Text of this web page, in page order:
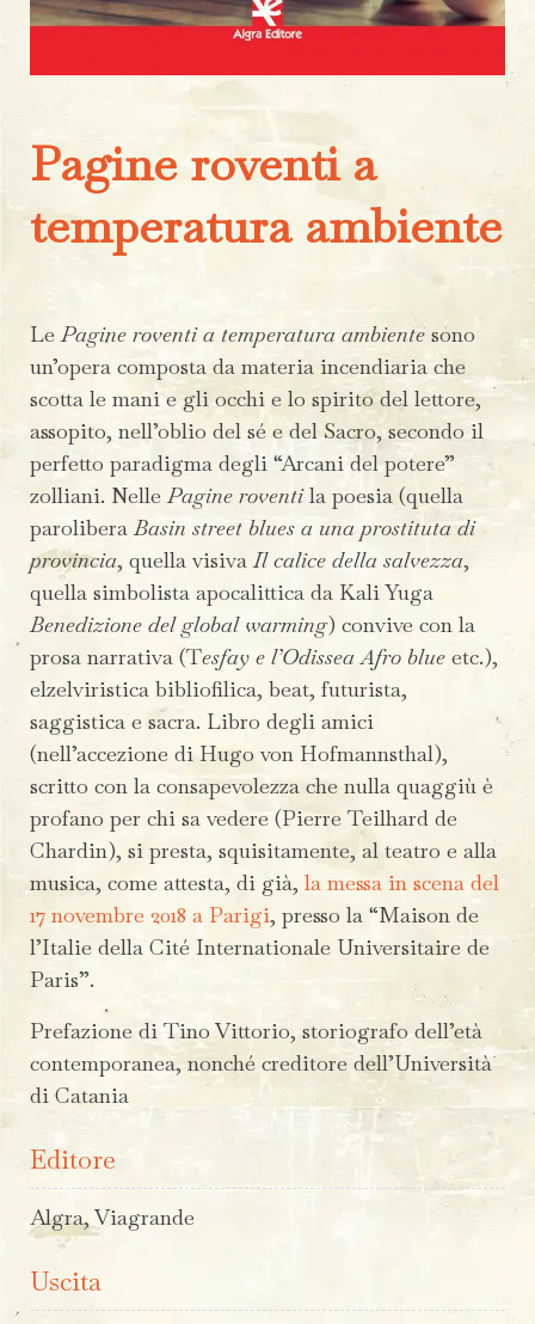
Pagine roventi a
temperatura ambiente
LePagine roventi a temperatura ambiente sono
un’opera composta da materia incendiaria che
scotta le mani e gli occhi e lo spirito del lettore,
assopito, nell’oblio del sé e del Sacro, secondo il
perfetto paradigma degli “Arcani del potere”
zolliani. NellePagine roventila poesia (quella
paroliberaBasin street blues a una prostituta di
provincia, quella visivaIl calice della salvezza,
quella simbolista apocalittica da Kali Yuga
Benedizione del global warming) convive con la
prosa narrativa (Tesfay e l’Odissea Afro blue etc.),
elzelviristica bibliofilica, beat, futurista,
saggistica e sacra. Libro degli amici
(nell’accezione di Hugo von Hofmannsthal),
scritto con la consapevolezza che nulla quaggiù è
profano per chi sa vedere (Pierre Teilhard de
Chardin), si presta, squisitamente, al teatro e alla
musica, come attesta, di già, la messa in scena del
17 novembre 2018 a Parigi, presso la “Maison de
l’Italie della Cité Internationale Universitaire de
Paris”.
Prefazione di Tino Vittorio, storiografo dell’età
contemporanea, nonché creditore dell’Università
di Catania
Editore
Algra, Viagrande
Uscita